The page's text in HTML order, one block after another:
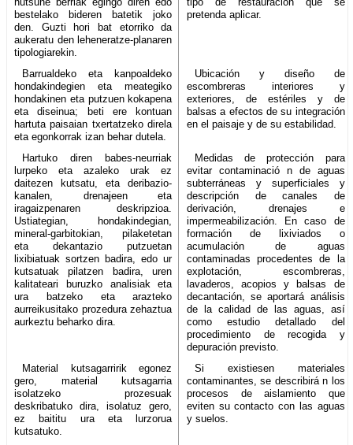
bestelako bideren batetik joko
den. Guzti hori bat etorriko da
aukeratu den leheneratze-planaren
tipologiarekin.
pretenda aplicar.
Barrualdeko eta kanpoaldeko
hondakindegien eta meategiko
hondakinen eta putzuen kokapena
eta diseinua; beti ere kontuan
hartuta paisaian txertatzeko direla
eta egonkorrak izan behar dutela.
Ubicación y diseño de
escombreras interiores y
exteriores, de estériles y de
balsas a efectos de su integración
en el paisaje y de su estabilidad.
Hartuko diren babes-neurriak
lurpeko eta azaleko urak ez
daitezen kutsatu, eta deribazio-
kanalen, drenajeen eta
iragaizpenaren deskripzioa.
Ustiategian, hondakindegian,
mineral-garbitokian, pilaketetan
eta dekantazio putzuetan
lixibiatuak sortzen badira, edo ur
kutsatuak pilatzen badira, uren
kalitateari buruzko analisiak eta
ura batzeko eta arazteko
aurreikusitako prozedura zehaztua
aurkeztu beharko dira.
Medidas de protección para
evitar contaminació n de aguas
subterráneas y superficiales y
descripción de canales de
derivación, drenajes e
impermeabilización. En caso de
formación de lixiviados o
acumulación de aguas
contaminadas procedentes de la
explotación, escombreras,
lavaderos, acopios y balsas de
decantación, se aportará análisis
de la calidad de las aguas, así
como estudio detallado del
procedimiento de recogida y
depuración previsto.
Material kutsagarririk egonez
gero, material kutsagarria
isolatzeko prozesuak
deskribatuko dira, isolatuz gero,
ez baititu ura eta lurzorua
kutsatuko.
Si existiesen materiales
contaminantes, se describirá n los
procesos de aislamiento que
eviten su contacto con las aguas
y suelos.